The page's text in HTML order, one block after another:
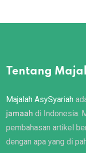
Tentang
Majalah AsySyariah
jamaah di Indonesia.
pembahasan artikel
dengan apa yang di